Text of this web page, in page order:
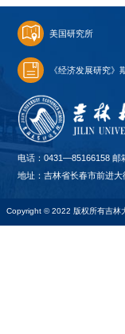
美国研究所
《经济发展研究》
电话：0431—85166158 邮
地址：吉林省长春市前进大
Copyright © 2022 版权所有吉林